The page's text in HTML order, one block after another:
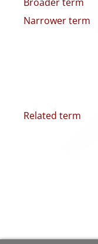
Narrower term
Related term